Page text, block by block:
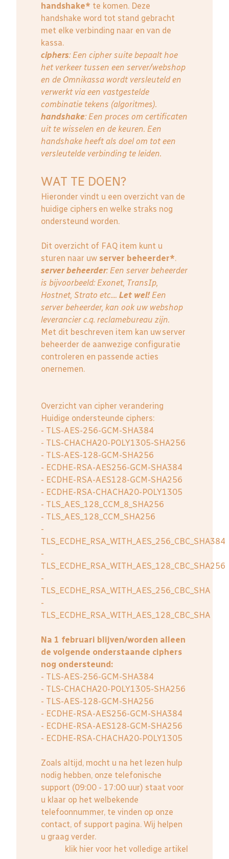
handshake* te komen. Deze
handshake word tot stand gebracht
met elke verbinding naar en van de
kassa.
ciphers: Een cipher suite bepaalt hoe
het verkeer tussen een server/webshop
en de Omnikassa wordt versleuteld en
verwerkt via een vastgestelde
combinatie tekens (algoritmes).
handshake: Een proces om certificaten
uit te wisselen en de keuren. Een
handshake heeft als doel om tot een
versleutelde verbinding te leiden.
WAT TE DOEN?
Hieronder vindt u een overzicht van de
huidige ciphers en welke straks nog
ondersteund worden.
Dit overzicht of FAQ item kunt u
sturen naar uw server beheerder*.
server beheerder: Een server beheerder
is bijvoorbeeld: Exonet, TransIp,
Hostnet, Strato etc.... Let wel!Een
server beheerder, kan ook uw webshop
leverancier c.q. reclamebureau zijn.
Met dit beschreven item kan uw server
beheerder de aanwezige configuratie
controleren en passende acties
onernemen.
Overzicht van cipher verandering
Huidige ondersteunde ciphers:
- TLS-AES-256-GCM-SHA384
- TLS-CHACHA20-POLY1305-SHA256
- TLS-AES-128-GCM-SHA256
- ECDHE-RSA-AES256-GCM-SHA384
- ECDHE-RSA-AES128-GCM-SHA256
- ECDHE-RSA-CHACHA20-POLY1305
- TLS_AES_128_CCM_8_SHA256
- TLS_AES_128_CCM_SHA256
-
TLS_ECDHE_RSA_WITH_AES_256_CBC_SHA384
-
TLS_ECDHE_RSA_WITH_AES_128_CBC_SHA256
-
TLS_ECDHE_RSA_WITH_AES_256_CBC_SHA
-
TLS_ECDHE_RSA_WITH_AES_128_CBC_SHA
Na 1 februari blijven/worden alleen
de volgende onderstaande ciphers
nog ondersteund:
- TLS-AES-256-GCM-SHA384
- TLS-CHACHA20-POLY1305-SHA256
- TLS-AES-128-GCM-SHA256
- ECDHE-RSA-AES256-GCM-SHA384
- ECDHE-RSA-AES128-GCM-SHA256
- ECDHE-RSA-CHACHA20-POLY1305
Zoals altijd, mocht u na het lezen hulp
nodig hebben, onze telefonische
support (09:00 - 17:00 uur) staat voor
u klaar op het welbekende
telefoonnummer, te vinden op onze
contact, of support pagina. Wij helpen
u graag verder.
klik hier voor het volledige artikel